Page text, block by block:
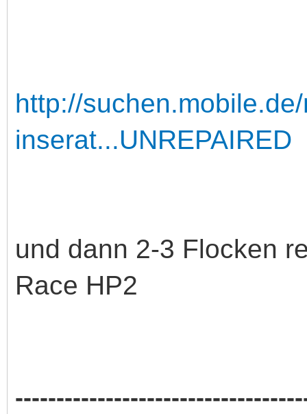
http://
inserat...UNREPAIRED
und dann 2-3 Flocken
Race HP2